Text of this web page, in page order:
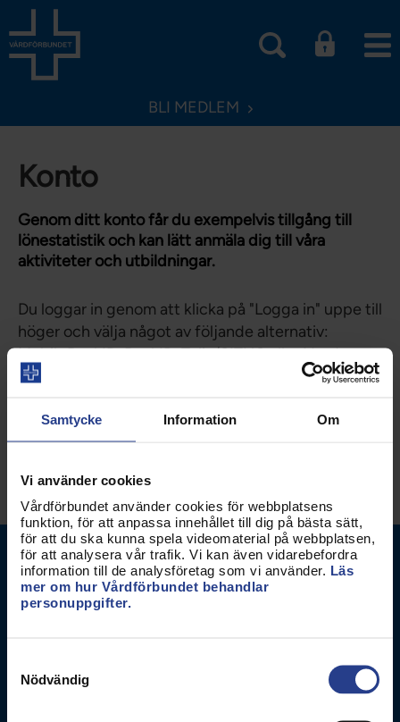
Samtycke Information Om
Vi använder cookies
Vårdförbundet använder cookies för webbplatsens
funktion, för att anpassa innehållet till dig på bästa sätt,
för att du ska kunna spela videomaterial på webbplatsen,
för att analysera vår trafik. Vi kan även vidarebefordra
information till de analysföretag som vi använder. Läs
mer om hur Vårdförbundet behandlar
personuppgifter.
Nödvändig
BLI MEDLEM
Konto
Genom ditt konto får du exempelvis tillgång till
lönestatistik och kan lätt anmäla dig till våra
aktiviteter och utbildningar.
Du loggar in genom att klicka på "Logga in" uppe till
höger och välja något av följande alternativ:
Mobilt BankID, BankID, Telia/SITHS eller Nordea.
Kategorier: Medlemskap